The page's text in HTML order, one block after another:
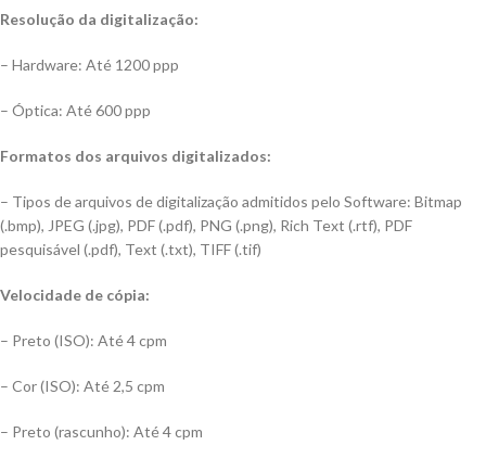
Resolução da digitalização:
– Hardware: Até 1200 ppp
– Óptica: Até 600 ppp
Formatos dos arquivos digitalizados:
– Tipos de arquivos de digitalização admitidos pelo Software: Bitmap
(.bmp), JPEG (.jpg), PDF (.pdf), PNG (.png), Rich Text (.rtf), PDF
pesquisável (.pdf), Text (.txt), TIFF (.tif)
Velocidade de cópia:
– Preto (ISO): Até 4 cpm
– Cor (ISO): Até 2,5 cpm
– Preto (rascunho): Até 4 cpm